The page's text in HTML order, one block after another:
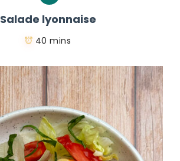
Salade lyonnaise
40 mins